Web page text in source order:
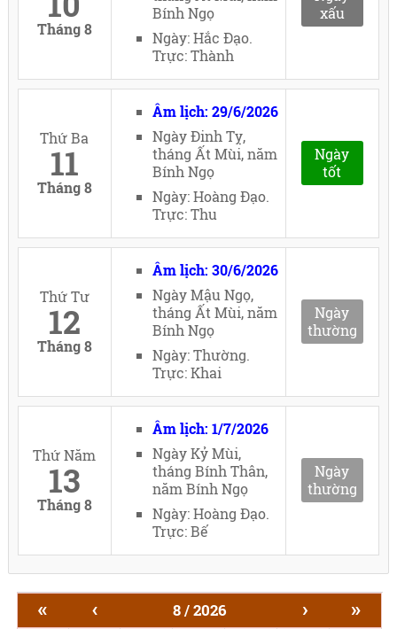
Tháng 8
Bính Ngọ
Ngày: Hắc Đạo.
Trực: Thành
xấu
Thứ Ba
11
Tháng 8
Âm lịch: 29/6/2026
Ngày Đinh Tỵ,
tháng Ất Mùi, năm
Bính Ngọ
Ngày: Hoàng Đạo.
Trực: Thu
Ngày
tốt
Thứ Tư
12
Tháng 8
Âm lịch: 30/6/2026
Ngày Mậu Ngọ,
tháng Ất Mùi, năm
Bính Ngọ
Ngày: Thường.
Trực: Khai
Ngày
thường
Thứ Năm
13
Tháng 8
Âm lịch: 1/7/2026
Ngày Kỷ Mùi,
tháng Bính Thân,
năm Bính Ngọ
Ngày: Hoàng Đạo.
Trực: Bế
Ngày
thường
« ‹ 8 / 2026 › »